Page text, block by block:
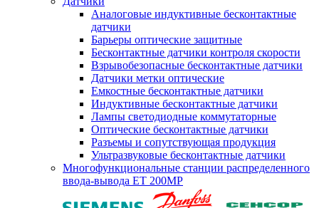
Аналоговые индуктивные бесконтактные
датчики
Барьеры оптические защитные
Бесконтактные датчики контроля скорости
Взрывобезопасные бесконтактные датчики
Датчики метки оптические
Емкостные бесконтактные датчики
Индуктивные бесконтактные датчики
Лампы светодиодные коммутаторные
Оптические бесконтактные датчики
Разъемы и сопутствующая продукция
Ультразвуковые бесконтактные датчики
Многофункциональные станции распределенного
ввода-вывода ET 200MP